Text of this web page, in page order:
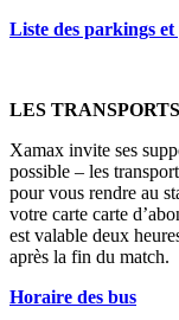
Liste des parkings et
LES
Xamax invite ses
possible – les
pour vous rendre au
votre carte carte
est valable deux
après la fin du match.
Horaire des bus